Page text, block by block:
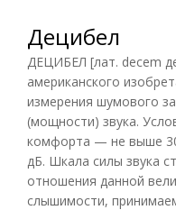
Децибел
ДЕЦИБЕЛ [лат. decem
американского
измерения шумового
(мощности) звука.
комфорта — не выше
дБ. Шкала силы звука
отношения данной
слышимости,